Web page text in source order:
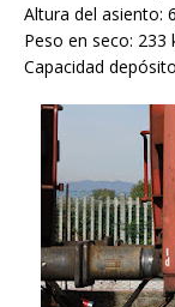
Altura del asiento:
Peso en seco: 233
Capacidad